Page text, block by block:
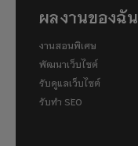
ผลงานของฉัน
งานสอนพิเศษ
พัฒนาเว็บไซต์
รับดูแลเว็บไซต์
รับทำ SEO